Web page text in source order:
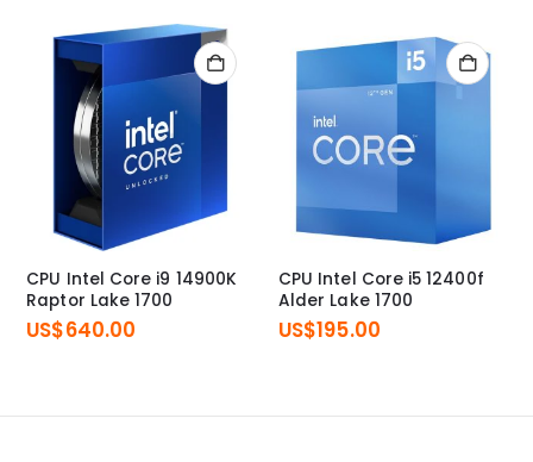
CPU Intel Core i9 14900K
Raptor Lake 1700
US$640.00
CPU Intel Core i5 12400f
Alder Lake 1700
US$195.00